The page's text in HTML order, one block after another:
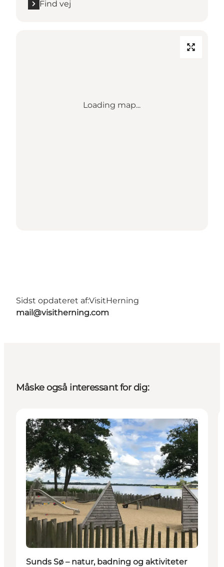
Find vej
Loading map...
Sidst opdateret af:VisitHerning
mail@visitherning.com
Måske også interessant for dig:
Aktiviteter
Sunds Sø – natur, badning og aktiviteter